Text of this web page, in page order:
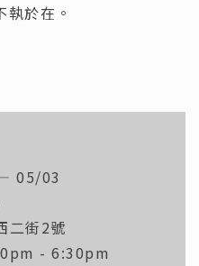
於在。
05/03
二街2號
- 6:30pm